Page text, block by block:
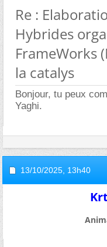
Re :
Hybrides
FrameWorks
la catalys
Bonjour, tu peux
Yaghi.
13/10/2025, 13h40